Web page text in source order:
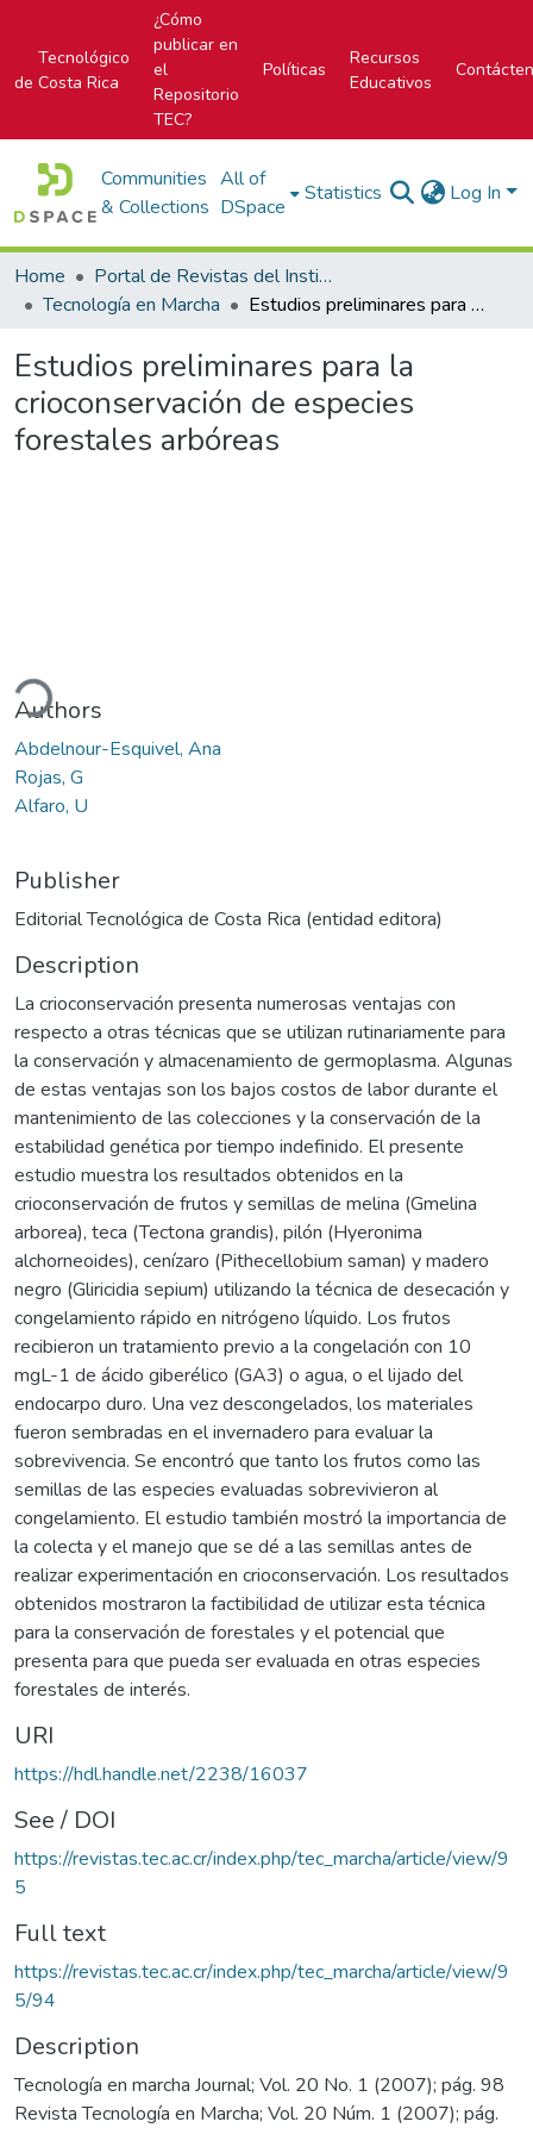
Tecnológico
de Costa Rica
¿Cómo
publicar en
el
Repositorio
TEC?
Políticas
Recursos
Educativos
Communities
& Collections
All of
DSpace
Statistics Log In
Home
Portal de Revistas del Instituto Tecnológico de Costa Rica
Tecnología en Marcha
Estudios preliminares para la crioconservación de especies forestales arbóreas
Estudios preliminares para la
crioconservación de especies
forestales arbóreas
Authors
Abdelnour-Esquivel, Ana
Rojas, G
Alfaro, U
Publisher
Editorial Tecnológica de Costa Rica (entidad editora)
Description
La crioconservación presenta numerosas ventajas con
respecto a otras técnicas que se utilizan rutinariamente para
la conservación y almacenamiento de germoplasma. Algunas
de estas ventajas son los bajos costos de labor durante el
mantenimiento de las colecciones y la conservación de la
estabilidad genética por tiempo indefinido. El presente
estudio muestra los resultados obtenidos en la
crioconservación de frutos y semillas de melina (Gmelina
arborea), teca (Tectona grandis), pilón (Hyeronima
alchorneoides), cenízaro (Pithecellobium saman) y madero
negro (Gliricidia sepium) utilizando la técnica de desecación y
congelamiento rápido en nitrógeno líquido. Los frutos
recibieron un tratamiento previo a la congelación con 10
mgL-1 de ácido giberélico (GA3) o agua, o el lijado del
endocarpo duro. Una vez descongelados, los materiales
fueron sembradas en el invernadero para evaluar la
sobrevivencia. Se encontró que tanto los frutos como las
semillas de las especies evaluadas sobrevivieron al
congelamiento. El estudio también mostró la importancia de
la colecta y el manejo que se dé a las semillas antes de
realizar experimentación en crioconservación. Los resultados
obtenidos mostraron la factibilidad de utilizar esta técnica
para la conservación de forestales y el potencial que
presenta para que pueda ser evaluada en otras especies
forestales de interés.
URI
https://hdl.handle.net/2238/16037
See / DOI
https://revistas.tec.ac.cr/index.php/tec_marcha/article/view/9
5
Full text
https://revistas.tec.ac.cr/index.php/tec_marcha/article/view/9
5/94
Description
Tecnología en marcha Journal; Vol. 20 No. 1 (2007); pág. 98
Revista Tecnología en Marcha; Vol. 20 Núm. 1 (2007); pág.